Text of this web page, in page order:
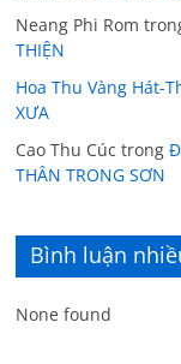
Neang Phi Rom
THIỆN
Hoa Thu Vàng Hát-
XƯA
Cao Thu Cúc trong
THÂN TRONG SƠN
Bình luận
None found